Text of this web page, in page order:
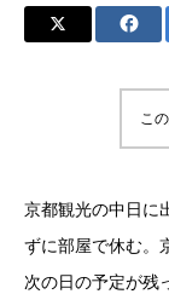
こ
京都観光の中日に
ずに部屋で休む。
次の日の予定が残